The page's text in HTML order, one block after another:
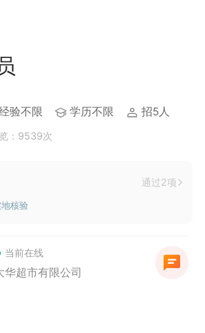
验不限 学历不限 招5人
：9539次
通过2项
核验
当前在线
华超市有限公司